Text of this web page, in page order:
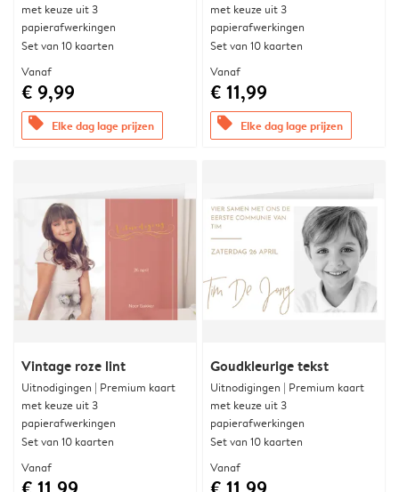
met keuze uit 3
papierafwerkingen
Set van 10 kaarten
Vanaf
€ 9,99
offers Elke dag lage prijzen
met keuze uit 3
papierafwerkingen
Set van 10 kaarten
Vanaf
€ 11,99
offers Elke dag lage prijzen
Vintage roze lint
Uitnodigingen | Premium kaart
met keuze uit 3
papierafwerkingen
Set van 10 kaarten
Vanaf
Goudkleurige tekst
Uitnodigingen | Premium kaart
met keuze uit 3
papierafwerkingen
Set van 10 kaarten
Vanaf